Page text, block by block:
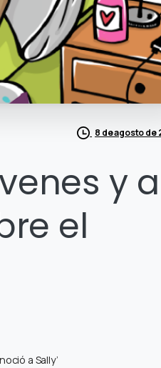
8 de agosto de
y a
el
a Sally’